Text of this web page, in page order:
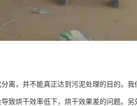
离，并不能真正达到污泥处理的目的。
致烘干效率低下，烘干效果差的问题。另